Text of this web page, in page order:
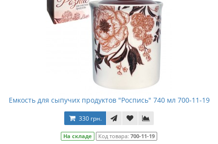
Емкость для сыпучих продуктов "Роспись" 740 мл 700-11-19
330 грн.
На складе Код товара: 700-11-19